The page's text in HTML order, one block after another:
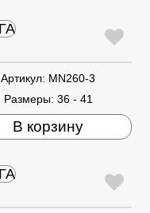
Артикул: MN260-3
Размеры: 36 - 41
В корзину